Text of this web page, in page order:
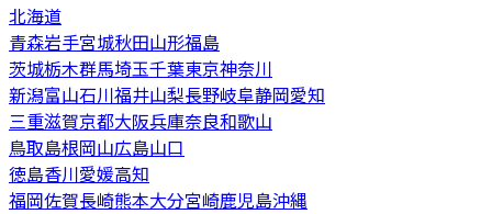
北海道
青森岩手宮城秋田山形福島
茨城栃木群馬埼玉千葉東京神奈川
新潟富山石川福井山梨長野岐阜静岡愛知
三重滋賀京都大阪兵庫奈良和歌山
鳥取島根岡山広島山口
徳島香川愛媛高知
福岡佐賀長崎熊本大分宮崎鹿児島沖縄